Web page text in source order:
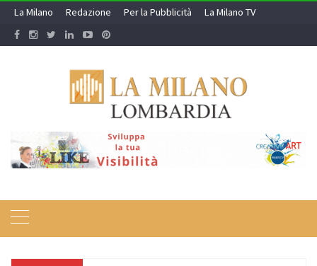
Skip
content
La Milano Redazione Per la Pubblicità La Milano TV